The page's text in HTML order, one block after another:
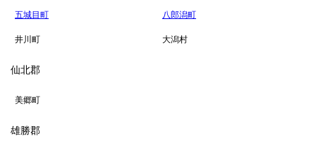
五城目町 八郎潟町
井川町 大潟村
仙北郡
美郷町
雄勝郡